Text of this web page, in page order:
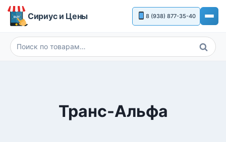
Перейти
Сириус и Цены 8 (938) 877-35-40
Искать:
Поиск
Транс-Альфа